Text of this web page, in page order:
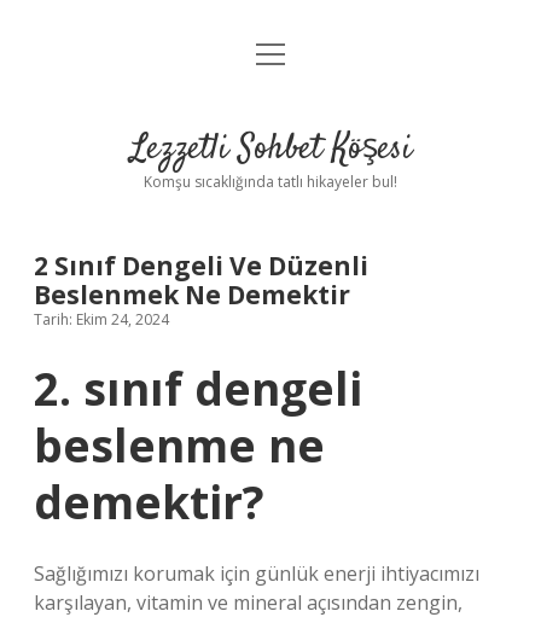
Anasayfa
Yasal Uyarı
menüyü
Lezzetli Sohbet Köşesi
Komşu sıcaklığında tatlı hikayeler bul!
2 Sınıf Dengeli Ve Düzenli
Beslenmek Ne Demektir
Tarih: Ekim 24, 2024
2. sınıf dengeli
beslenme ne
demektir?
Sağlığımızı korumak için günlük enerji ihtiyacımızı
karşılayan, vitamin ve mineral açısından zengin,